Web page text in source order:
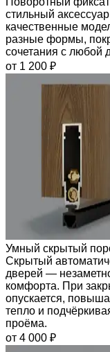
стильный
качественные
разные формы,
сочетания с любой
от 1 200 ₽
Умный скрытый
Скрытый
дверей —
комфорта. При
опускается,
тепло и
проёма.
от 4 000 ₽